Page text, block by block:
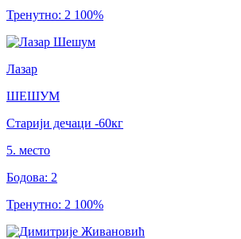
Тренутно: 2 100%
Лазар
ШЕШУМ
Старији дечаци -60кг
5. место
Бодова: 2
Тренутно: 2 100%